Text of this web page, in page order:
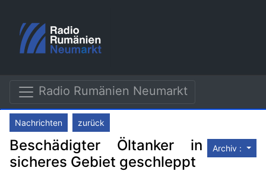
Radio Rumänien Neumarkt
Nachrichten zurück
Archiv :
Beschädigter Öltanker in
sicheres Gebiet geschleppt